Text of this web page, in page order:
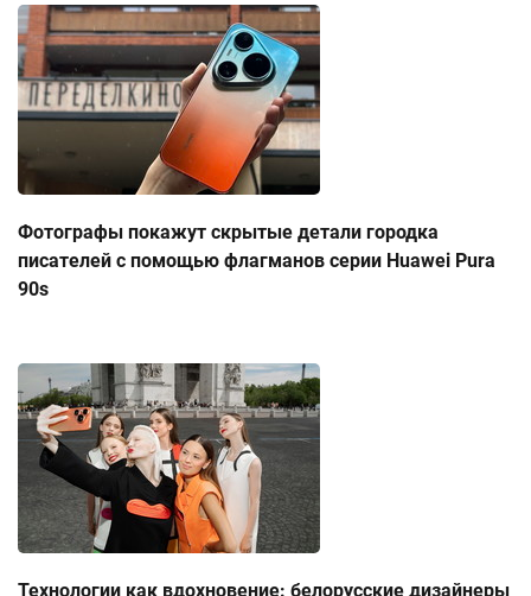
Фотографы покажут скрытые детали городка
писателей с помощью флагманов серии Huawei Pura
90s
Технологии как вдохновение: белорусские дизайнеры